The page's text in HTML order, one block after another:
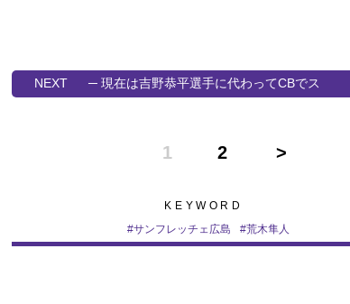
─ 現在は吉野恭平選手に代わってCBでス
1 2
KEYWORD
#サンフレッチェ広島 #荒木隼人